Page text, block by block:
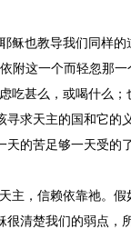
稣也教导我们同样的
附这一个而轻忽那
吃甚么，或喝什么；
求天主的国和它的
天的苦足够一天受的
主，信赖依靠祂。假
清楚我们的弱点，